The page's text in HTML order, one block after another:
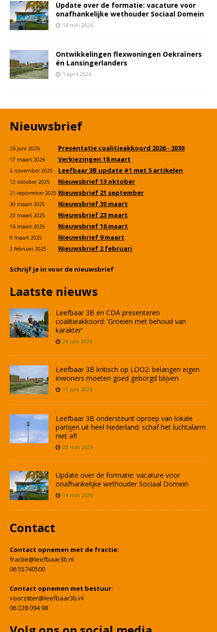
Update over de formatie: vacature voor
onafhankelijke wethouder Sociaal Domein
14 mei 2026
Ontwikkelingen flexwoningen Oekraïners
én Lansingerlanders
1 april 2026
Nieuwsbrief
26 juni 2026 Presentatie coalitieakkoord 2026 - 2030
17 maart 2026 Verkiezingen 18 maart
2 november 2025 Leefbaar 3B update #1 met 5 artikelen
13 oktober 2025 Nieuwsbrief 13 oktober
21 september 2025 Nieuwsbrief 21 september
30 maart 2025 Nieuwsbrief 30 maart
23 maart 2025 Nieuwsbrief 23 maart
16 maart 2025 Nieuwsbrief 16 maart
9 maart 2025 Nieuwsbrief 9 maart
2 februari 2025 Nieuwsbrief 2 februari
Schrijf je in voor de nieuwsbrief
Laatste nieuws
Leefbaar 3B en CDA presenteren
coalitieakkoord: ‘Groeien met behoud van
karakter’
26 juni 2026
Leefbaar 3B kritisch op LOO2: belangen eigen
inwoners moeten goed geborgd blijven
11 juni 2026
Leefbaar 3B ondersteunt oproep van lokale
partijen uit heel Nederland: schaf het luchtalarm
niet af!
20 mei 2026
Update over de formatie: vacature voor
onafhankelijke wethouder Sociaal Domein
14 mei 2026
Contact
Contact opnemen met de fractie:
fractie@leefbaar3b.nl
06 55740500
Contact opnemen met bestuur:
voorzitter@leefbaar3b.nl
06 228 094 98